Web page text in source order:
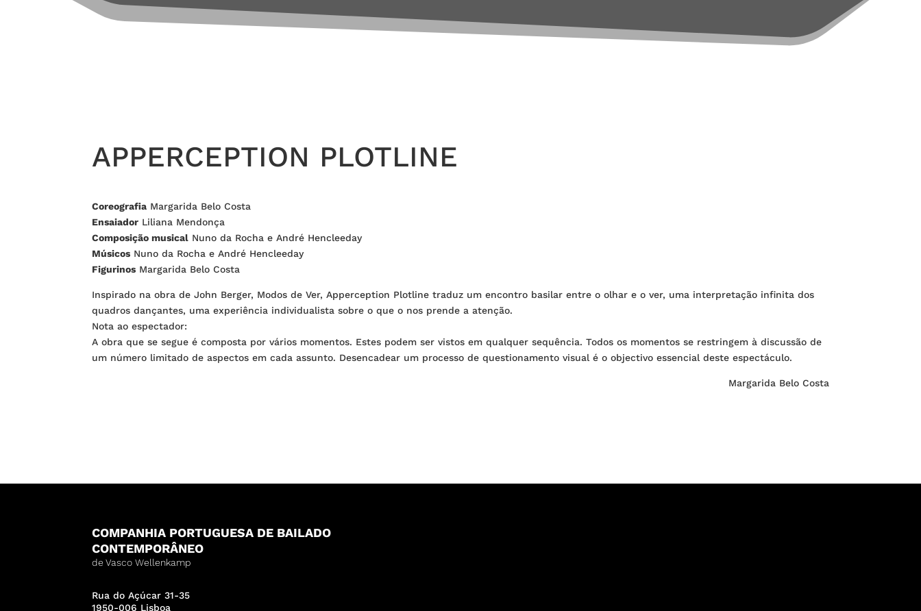
APPERCEPTION PLOTLINE
Coreografia Margarida Belo Costa
Ensaiador Liliana Mendonça
Composição musical Nuno da Rocha e André Hencleeday
Músicos Nuno da Rocha e André Hencleeday
Figurinos Margarida Belo Costa
Inspirado na obra de John Berger, Modos de Ver, Apperception Plotline traduz um encontro basilar entre o olhar e o ver, uma interpretação infinita dos
quadros dançantes, uma experiência individualista sobre o que o nos prende a atenção.
Nota ao espectador:
A obra que se segue é composta por vários momentos. Estes podem ser vistos em qualquer sequência. Todos os momentos se restringem à discussão de
um número limitado de aspectos em cada assunto. Desencadear um processo de questionamento visual é o objectivo essencial deste espectáculo.
Margarida Belo Costa
COMPANHIA PORTUGUESA DE BAILADO
CONTEMPORÂNEO
de Vasco Wellenkamp
Rua do Açúcar 31-35
1950-006 Lisboa